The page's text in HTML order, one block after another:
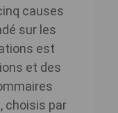
causes
sur les
est
et des
choisis par